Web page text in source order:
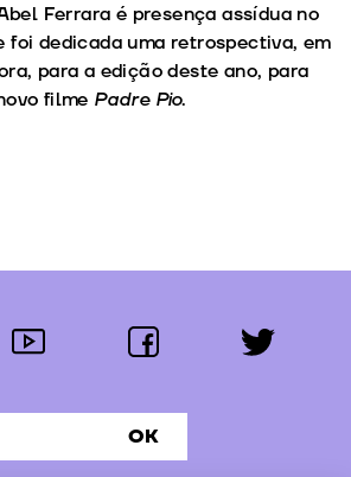
Ferrara é presença assídua no
foi dedicada uma retrospectiva, em
para a edição deste ano, para
filme Padre Pio.
Segue-nos:
youtube facebook twitter
OK